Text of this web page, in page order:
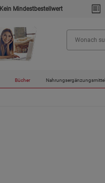
Kein Mindestbestellwert
Bücher Nahrungsergänzungsmittel